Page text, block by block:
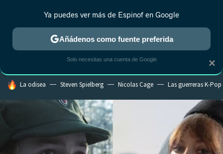
MENÚ NUEVO
ESTRENOS REALITY ANIME RANKINGS CINE
HOY SE HABLA DE
La odisea Steven Spielberg Nicolas Cage Las guerreras K-Pop
×
Ya puedes ver más de Espinof en Google
Añádenos como fuente preferida
Solo necesitas una cuenta de Google